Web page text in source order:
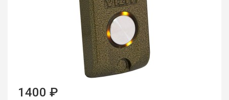
1400 ₽